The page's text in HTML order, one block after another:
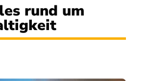
rund um